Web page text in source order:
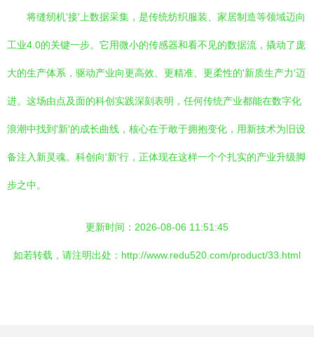
将缝纫机'接'上数据采集，是传统纺织服装、家居制造等领域迈向
工业4.0的关键一步。它用微小的传感器和看不见的数据流，撬动了庞
大的生产体系，驱动产业向更高效、更精准、更柔性的'新质生产力'迈
进。这场由点及面的科创实践深刻表明，任何传统产业都能在数字化
浪潮中找到'新'的成长曲线，核心在于敢于拥抱变化，用新技术为旧设
备注入新灵魂。科创向'新'行，正体现在这样一个个扎实的产业升级脚
步之中。
更新时间：2026-08-06 11:51:45
如若转载，请注明出处：http://www.redu520.com/product/33.html